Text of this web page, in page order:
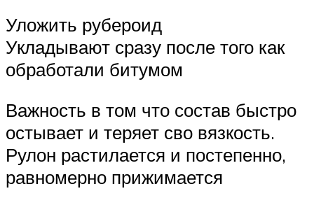
Уложить рубероид
Укладывают сразу после того как
обработали битумом
Важность в том что состав быстро
остывает и теряет сво вязкость.
Рулон растилается и постепенно,
равномерно прижимается